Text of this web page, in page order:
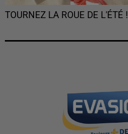
TOURNEZ LA ROUE DE L'ÉTÉ !